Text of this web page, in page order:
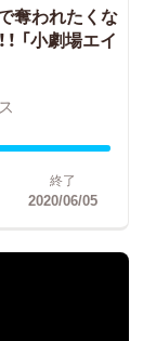
奪われたくな
「小劇場エイ
終了
2020/06/05